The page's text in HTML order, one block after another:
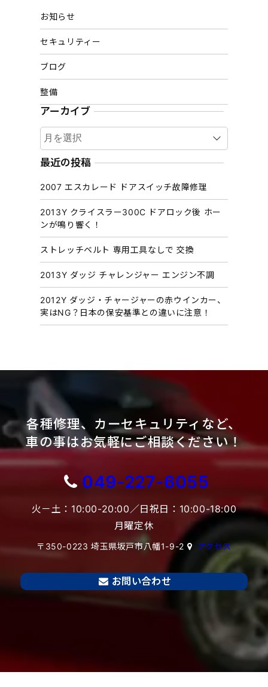
お知らせ
セキュリティー
ブログ
整備
アーカイブ
ア
ー
カ
ブ
最近の投稿
2007 エスカレード ドアスイッチ故障修理
2013Y クライスラー300C ドアロック後 ホー
ンが鳴り響く！
ストレッチベルト 専用工具なしで 交換
2013Y ダッジ チャレンジャー エンジン不調
2012Y ダッジ・チャージャーの赤ウインカー、
実はNG？日本の保安基準との違いに注意！
各種修理、カーセキュリティなど、
車の事はお気軽にご相談ください！
049-227-6055
火－土：10:00-20:00／日祝日：10:00-18:00
月曜定休
〒350-0223 埼玉県坂戸市八幡1-9-2 アクセス
お問い合わせ